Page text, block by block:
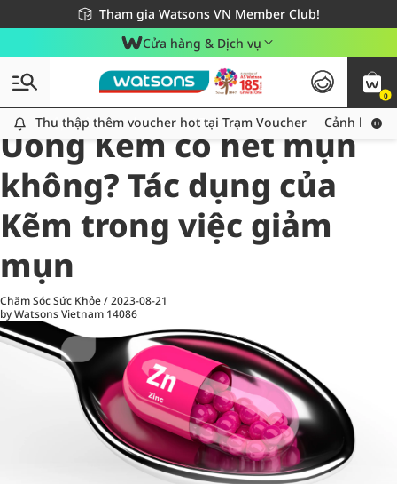
Tham gia Watsons VN Member Club!
Miễn phí giao hàng cho đơn hàng từ 249,000Đ
Giao hàng nhanh 24h - Áp dụng khu vực TP. Hồ Chí Minh
Cửa hàng & Dịch vụ
0
Thu thập thêm voucher hot tại Trạm Voucher
Thu thập thêm voucher hot tại Trạm Voucher Cảnh báo
All
Chăm Sóc Cá Nhân
Uống Kẽm có hết mụn
không? Tác dụng của
Kẽm trong việc giảm
mụn
Chăm Sóc Sức Khỏe/2023-08-21
by Watsons Vietnam 14086